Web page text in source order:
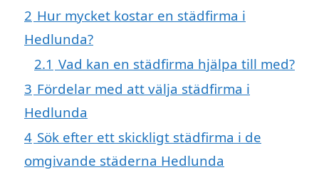
2 Hur mycket kostar en städfirma i
Hedlunda?
2.1 Vad kan en städfirma hjälpa till med?
3 Fördelar med att välja städfirma i
Hedlunda
4 Sök efter ett skickligt städfirma i de
omgivande städerna Hedlunda